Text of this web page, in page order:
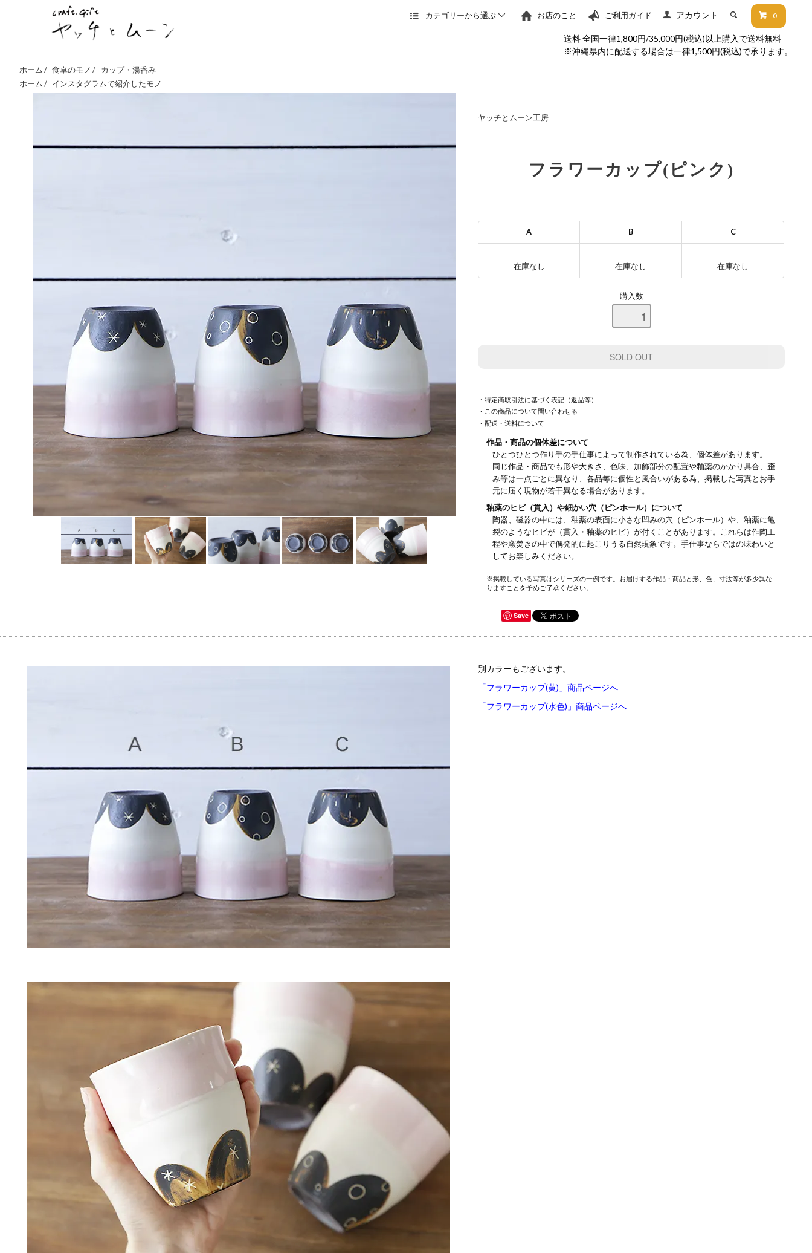
カテゴリーから選ぶ お店のこと ご利用ガイド アカウント 0
送料 全国一律1,800円/35,000円(税込)以上購入で送料無料
※沖縄県内に配送する場合は一律1,500円(税込)で承ります。
ホーム / 食卓のモノ/
カップ・湯呑み
ホーム / インスタグラムで紹介したモノ
ヤッチとムーン工房
フラワーカップ(ピンク)
A B C
在庫なし 在庫なし 在庫なし
購入数
・特定商取引法に基づく表記（返品等）
・この商品について問い合わせる
・配送・送料について
作品・商品の個体差について
ひとつひとつ作り手の手仕事によって制作されている為、個体差があります。
同じ作品・商品でも形や大きさ、色味、加飾部分の配置や釉薬のかかり具合、歪
み等は一点ごとに異なり、各品毎に個性と風合いがある為、掲載した写真とお手
元に届く現物が若干異なる場合があります。
釉薬のヒビ（貫入）や細かい穴（ピンホール）について
陶器、磁器の中には、釉薬の表面に小さな凹みの穴（ピンホール）や、釉薬に亀
裂のようなヒビが（貫入・釉薬のヒビ）が付くことがあります。これらは作陶工
程や窯焚きの中で偶発的に起こりうる自然現象です。手仕事ならではの味わいと
してお楽しみください。
※掲載している写真はシリーズの一例です。お届けする作品・商品と形、色、寸法等が多少異な
りますことを予めご了承ください。
Save
別カラーもございます。
「フラワーカップ(黄)」商品ページへ
「フラワーカップ(水色)」商品ページへ